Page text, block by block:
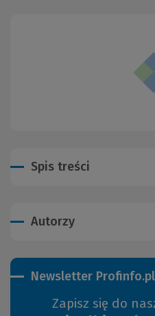
Spis treści
Autorzy
Newsletter Profinfo.pl
Zapisz się do